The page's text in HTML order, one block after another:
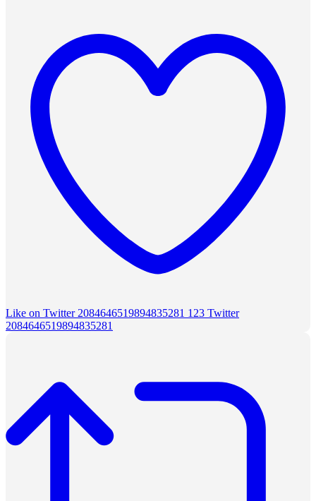
Like on Twitter 2084646519894835281 123 Twitter
2084646519894835281